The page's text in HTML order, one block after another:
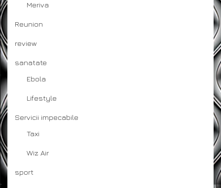
Meriva
Reunion
review
sanatate
Ebola
Lifestyle
Servicii impecabile
Taxi
Wiz Air
sport